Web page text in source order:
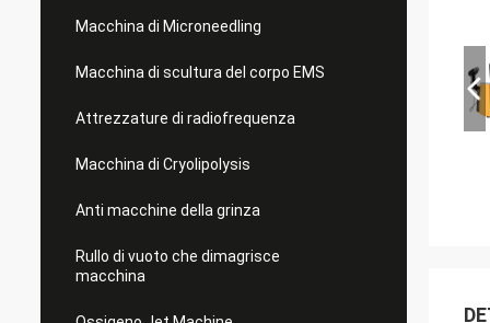
Macchina di Microneedling
Macchina di scultura del corpo EMS
Attrezzature di radiofrequenza
Macchina di Cryolipolysis
Anti macchine della grinza
Rullo di vuoto che dimagrisce
macchina